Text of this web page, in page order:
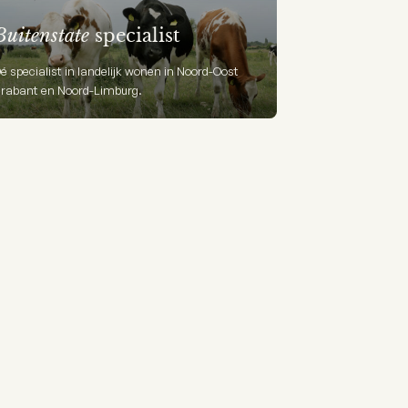
specialist
specialist in landelijk wonen in Noord-Oost
en Noord-Limburg.